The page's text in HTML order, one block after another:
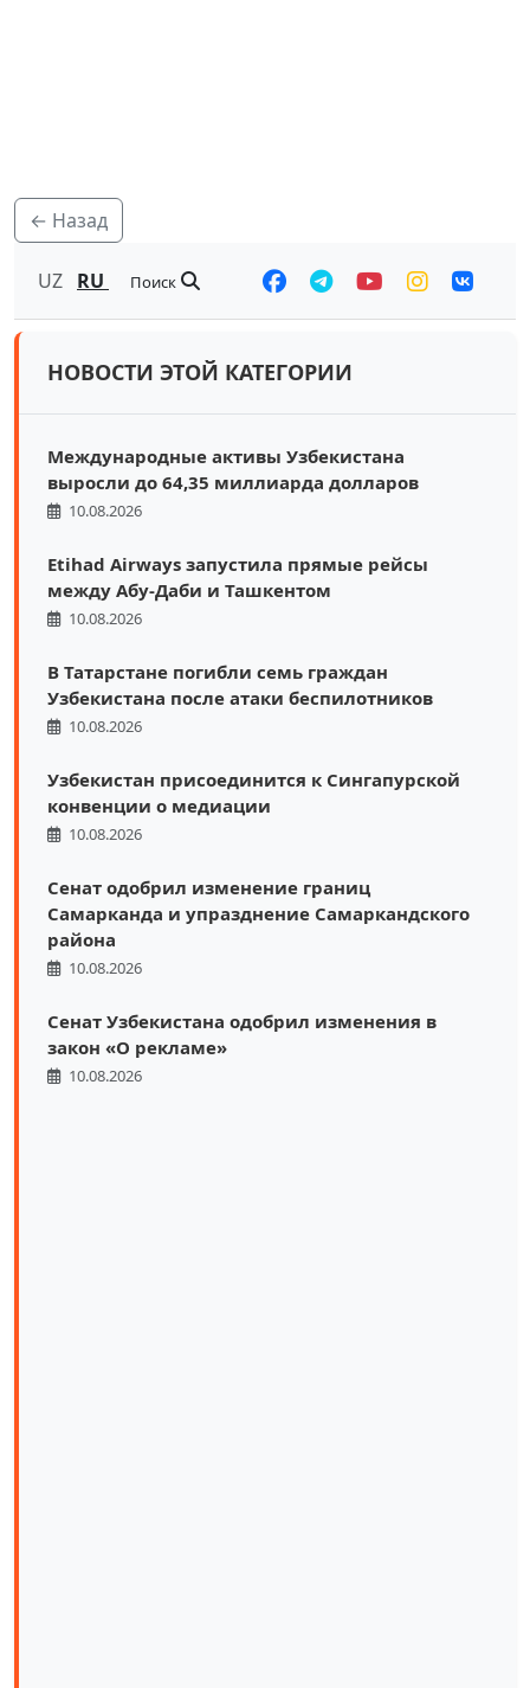
← Назад
UZ RU Поиск
НОВОСТИ ЭТОЙ КАТЕГОРИИ
Международные активы Узбекистана
выросли до 64,35 миллиарда долларов
10.08.2026
Etihad Airways запустила прямые рейсы
между Абу-Даби и Ташкентом
10.08.2026
В Татарстане погибли семь граждан
Узбекистана после атаки беспилотников
10.08.2026
Узбекистан присоединится к Сингапурской
конвенции о медиации
10.08.2026
Сенат одобрил изменение границ
Самарканда и упразднение Самаркандского
района
10.08.2026
Сенат Узбекистана одобрил изменения в
закон «О рекламе»
10.08.2026